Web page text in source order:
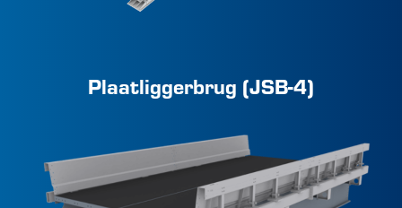
Plaatliggerbrug (JSB-4)